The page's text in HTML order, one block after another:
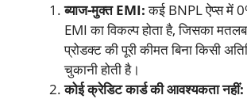
ब्याज-मुक्त EMI:कई BNPL ऐप्स में
EMI का विकल्प होता है, जिसका
प्रोडक्ट की पूरी कीमत बिना किसी
चुकानी होती है।
कोई क्रेडिट कार्ड की आवश्यकता नहीं: